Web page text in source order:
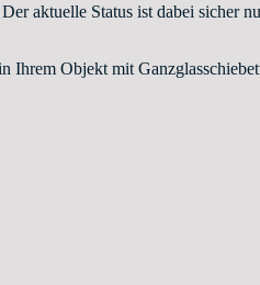
aktuelle Status ist dabei
Ihrem Objekt mit